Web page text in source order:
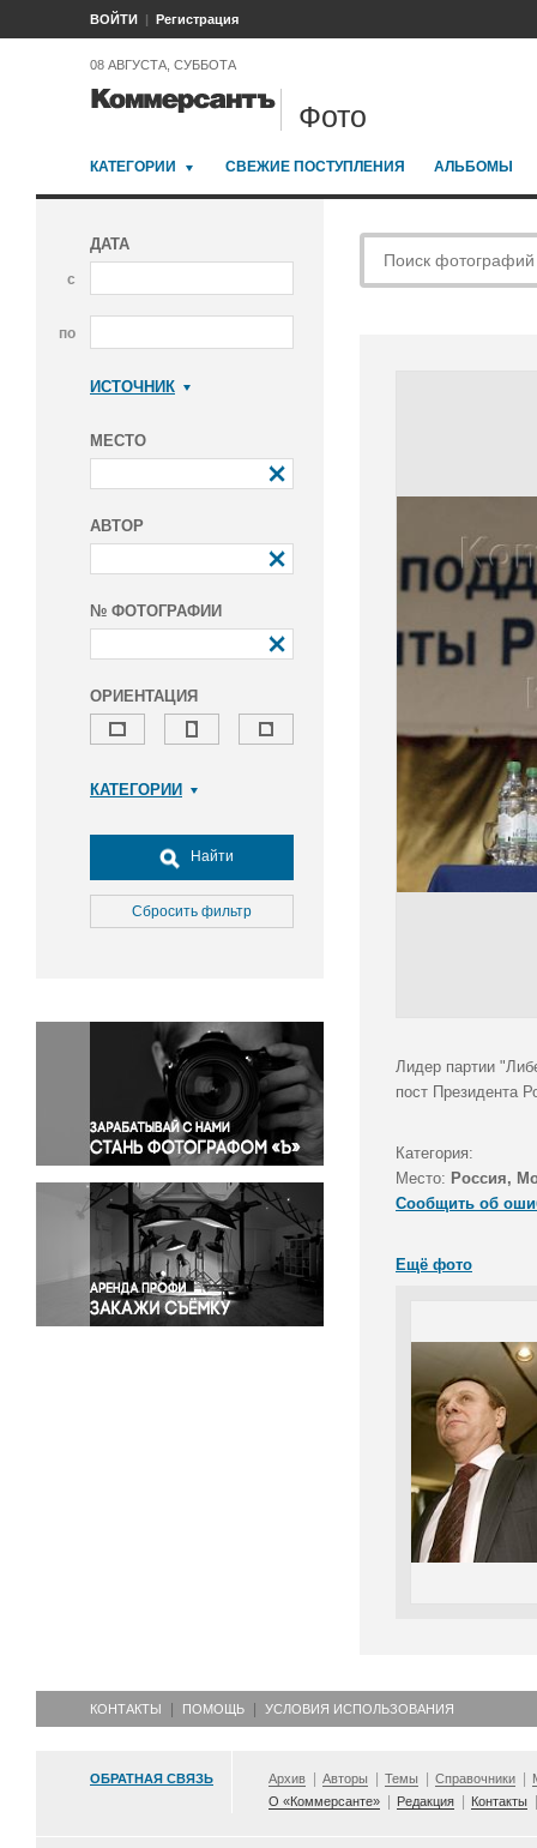
ВОЙТИ Регистрация
08 АВГУСТА, СУББОТА
Фото
КАТЕГОРИИ СВЕЖИЕ ПОСТУПЛЕНИЯ АЛЬБОМЫ
ДАТА
с
по
ИСТОЧНИК
МЕСТО
АВТОР
№ ФОТОГРАФИИ
ОРИЕНТАЦИЯ
КАТЕГОРИИ
Досуг, туризм и отдых
Культура
Медицина
Окружающая среда
Политика
Правосудие
Происшествия и конфликты
Религия
Светская жизнь
Спорт
Экология
Экономика и бизнес
Найти
Сбросить фильтр
Лидер партии
пост Президента
Категория:
Место: Россия,
Сообщить об
Ещё фото
КОНТАКТЫ ПОМОЩЬ УСЛОВИЯ ИСПОЛЬЗОВАНИЯ
ОБРАТНАЯ СВЯЗЬ Архив Авторы Темы Справочники
О «Коммерсанте»
Редакция Контакты